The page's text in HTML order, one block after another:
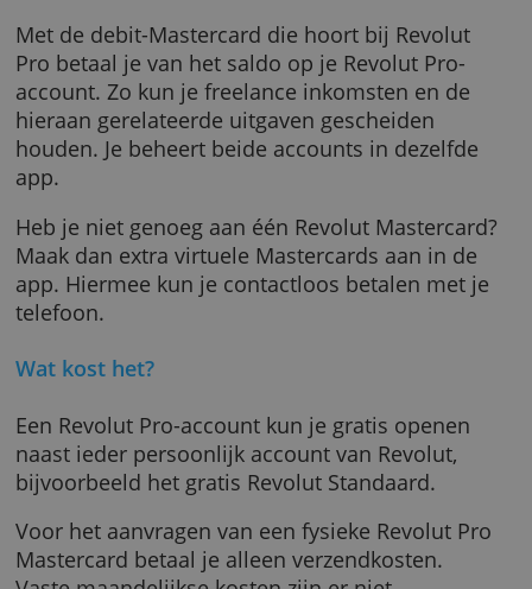
openen. Je hoeft alleen een privé-
bij Revolut te hebben. Revolut Pro kun je
hieraan koppelen.
Met de debit-Mastercard die hoort bij
Pro betaal je van het saldo op je Revolut Pro-
account. Zo kun je freelance inkomsten en
hieraan gerelateerde uitgaven gescheiden
houden. Je beheert beide accounts in
app.
Heb je niet genoeg aan één Revolut
Maak dan extra virtuele Mastercards aan in
app. Hiermee kun je contactloos betalen
telefoon.
Wat kost het?